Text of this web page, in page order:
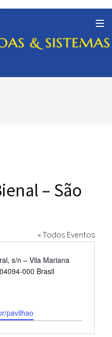
– São
« Todos Eventos
s/n – Vila Mariana
04094-000 Brasil
pavilhao